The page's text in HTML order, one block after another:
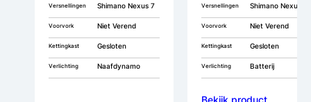
Versnellingen Shimano Nexus 7
Voorvork Niet Verend
Kettingkast Gesloten
Verlichting Naafdynamo
Versnellingen Shimano Nexus 3
Voorvork Niet Verend
Kettingkast Gesloten
Verlichting Batterij
Bekijk product